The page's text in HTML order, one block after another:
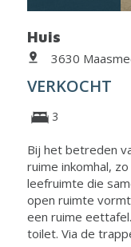
Huis
3630
VERKOCHT
3
Bij het betreden
ruime inkomhal,
leefruimte die
open ruimte
een ruime
toilet. Via de